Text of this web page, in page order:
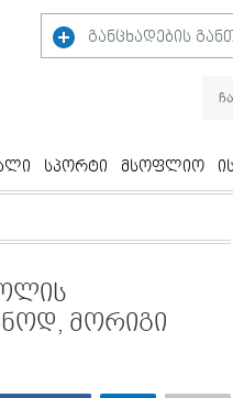
განცხადების
სპორტი მსოფლიო
მორიგი